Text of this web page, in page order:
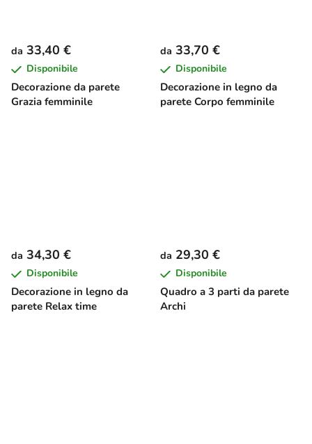
Decorazione da parete
Grazia femminile
da 33,40 €
Disponibile
Decorazione in legno da
parete Corpo femminile
da 33,70 €
Disponibile
Decorazione in legno da
parete Relax time
da 34,30 €
Disponibile
Quadro a 3 parti da parete
Archi
da 29,30 €
Disponibile